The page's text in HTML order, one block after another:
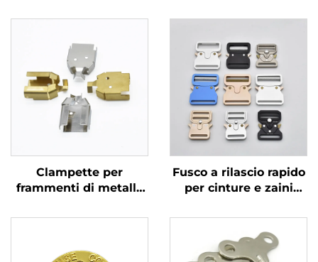
Clampette per
frammenti di metallo
di ottone e acciaio
componenti elettrici
Fusco a rilascio rapido
per cinture e zaini
resistente per cinture